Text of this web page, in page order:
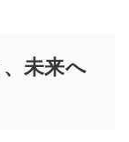
、未来へ